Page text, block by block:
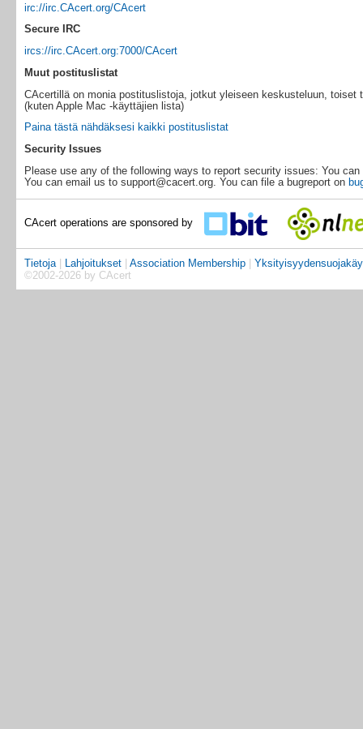
irc://irc.CAcert.org/CAcert
Secure IRC
ircs://irc.CAcert.org:7000/CAcert
Muut postituslistat
CAcertillä on monia postituslistoja, jotkut yleiseen keskusteluun,
(kuten Apple Mac -käyttäjien lista)
Paina tästä nähdäksesi kaikki postituslistat
Security Issues
Please use any of the following ways to report security issues: You
You can email us to support@cacert.org. You can file a bugreport on
CAcert operations are sponsored by
Tietoja| Lahjoitukset| Association Membership|
©2002-2026 by CAcert